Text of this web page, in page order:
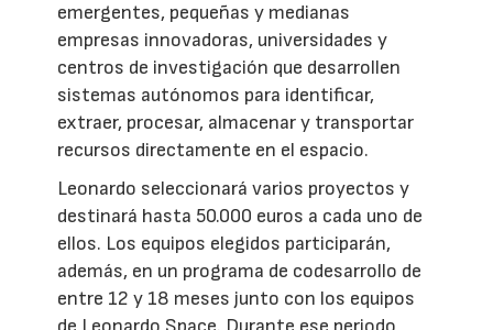
emergentes, pequeñas y medianas
empresas innovadoras, universidades y
centros de investigación que desarrollen
sistemas autónomos para identificar,
extraer, procesar, almacenar y transportar
recursos directamente en el espacio.
Leonardo seleccionará varios proyectos y
destinará hasta 50.000 euros a cada uno de
ellos. Los equipos elegidos participarán,
además, en un programa de codesarrollo de
entre 12 y 18 meses junto con los equipos